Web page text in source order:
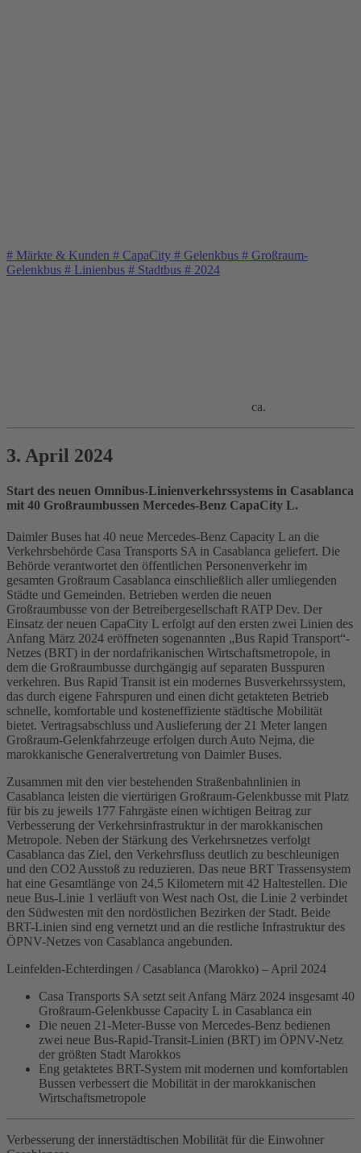
# Märkte & Kunden # CapaCity # Gelenkbus # Großraum-
Gelenkbus # Linienbus # Stadtbus # 2024
ca.
3. April 2024
Start des neuen Omnibus-Linienverkehrssystems in Casablanca
mit 40 Großraumbussen Mercedes-Benz CapaCity L.
Daimler Buses hat 40 neue Mercedes-Benz Capacity L an die
Verkehrsbehörde Casa Transports SA in Casablanca geliefert. Die
Behörde verantwortet den öffentlichen Personenverkehr im
gesamten Großraum Casablanca einschließlich aller umliegenden
Städte und Gemeinden. Betrieben werden die neuen
Großraumbusse von der Betreibergesellschaft RATP Dev. Der
Einsatz der neuen CapaCity L erfolgt auf den ersten zwei Linien des
Anfang März 2024 eröffneten sogenannten „Bus Rapid Transport“-
Netzes (BRT) in der nordafrikanischen Wirtschaftsmetropole, in
dem die Großraumbusse durchgängig auf separaten Busspuren
verkehren. Bus Rapid Transit ist ein modernes Busverkehrssystem,
das durch eigene Fahrspuren und einen dicht getakteten Betrieb
schnelle, komfortable und kosteneffiziente städtische Mobilität
bietet. Vertragsabschluss und Auslieferung der 21 Meter langen
Großraum-Gelenkfahrzeuge erfolgen durch Auto Nejma, die
marokkanische Generalvertretung von Daimler Buses.
Zusammen mit den vier bestehenden Straßenbahnlinien in
Casablanca leisten die viertürigen Großraum-Gelenkbusse mit Platz
für bis zu jeweils 177 Fahrgäste einen wichtigen Beitrag zur
Verbesserung der Verkehrsinfrastruktur in der marokkanischen
Metropole. Neben der Stärkung des Verkehrsnetzes verfolgt
Casablanca das Ziel, den Verkehrsfluss deutlich zu beschleunigen
und den CO2 Ausstoß zu reduzieren. Das neue BRT Trassensystem
hat eine Gesamtlänge von 24,5 Kilometern mit 42 Haltestellen. Die
neue Bus-Linie 1 verläuft von West nach Ost, die Linie 2 verbindet
den Südwesten mit den nordöstlichen Bezirken der Stadt. Beide
BRT-Linien sind eng vernetzt und an die restliche Infrastruktur des
ÖPNV-Netzes von Casablanca angebunden.
Leinfelden-Echterdingen / Casablanca (Marokko) – April 2024
Casa Transports SA setzt seit Anfang März 2024 insgesamt 40
Großraum-Gelenkbusse Capacity L in Casablanca ein
Die neuen 21-Meter-Busse von Mercedes-Benz bedienen
zwei neue Bus-Rapid-Transit-Linien (BRT) im ÖPNV-Netz
der größten Stadt Marokkos
Eng getaktetes BRT-System mit modernen und komfortablen
Bussen verbessert die Mobilität in der marokkanischen
Wirtschaftsmetropole
Verbesserung der innerstädtischen Mobilität für die Einwohner